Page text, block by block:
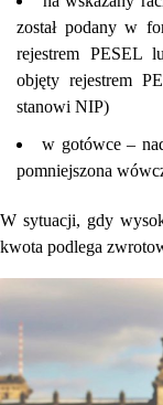
został podany w
rejestrem PESEL
objęty rejestrem
stanowi NIP)
w gotówce –
pomniejszona
W sytuacji, gdy
kwota podlega